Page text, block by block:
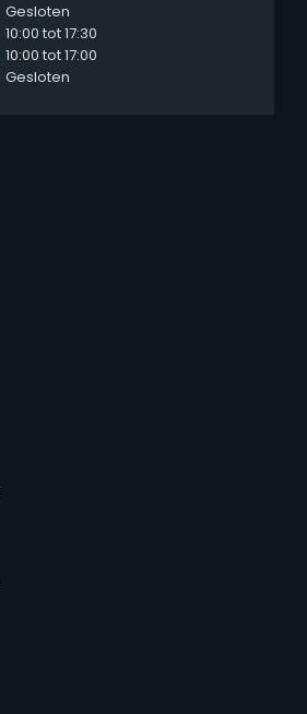
Gesloten
10:00 tot 17:30
10:00 tot 17:00
Gesloten